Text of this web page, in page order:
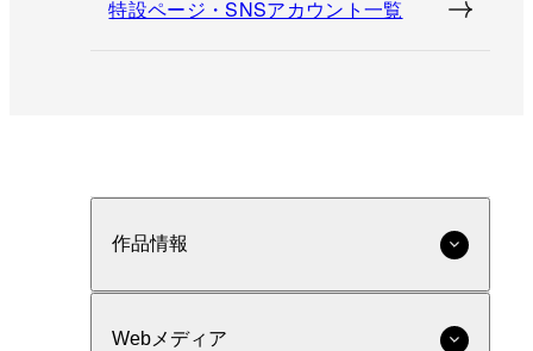
特設ページ・SNSアカウント一覧
作品情報
Webメディア